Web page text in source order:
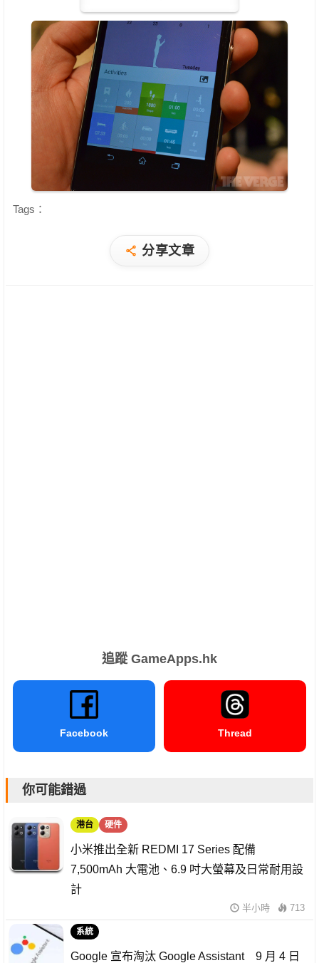
Tags：
分享文章
追蹤 GameApps.hk
Facebook Thread
你可能錯過
港台 硬件
小米推出全新 REDMI 17 Series 配備
7,500mAh 大電池、6.9 吋大螢幕及日常耐用設
計
半小時 713
系統
Google 宣布淘汰 Google Assistant 9 月 4 日